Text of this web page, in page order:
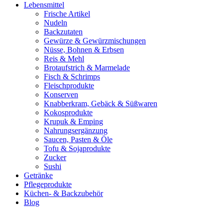
Lebensmittel
Frische Artikel
Nudeln
Backzutaten
Gewürze & Gewürzmischungen
Nüsse, Bohnen & Erbsen
Reis & Mehl
Brotaufstrich & Marmelade
Fisch & Schrimps
Fleischprodukte
Konserven
Knabberkram, Gebäck & Süßwaren
Kokosprodukte
Krupuk & Emping
Nahrungsergänzung
Saucen, Pasten & Öle
Tofu & Sojaprodukte
Zucker
Sushi
Getränke
Pflegeprodukte
Küchen- & Backzubehör
Blog